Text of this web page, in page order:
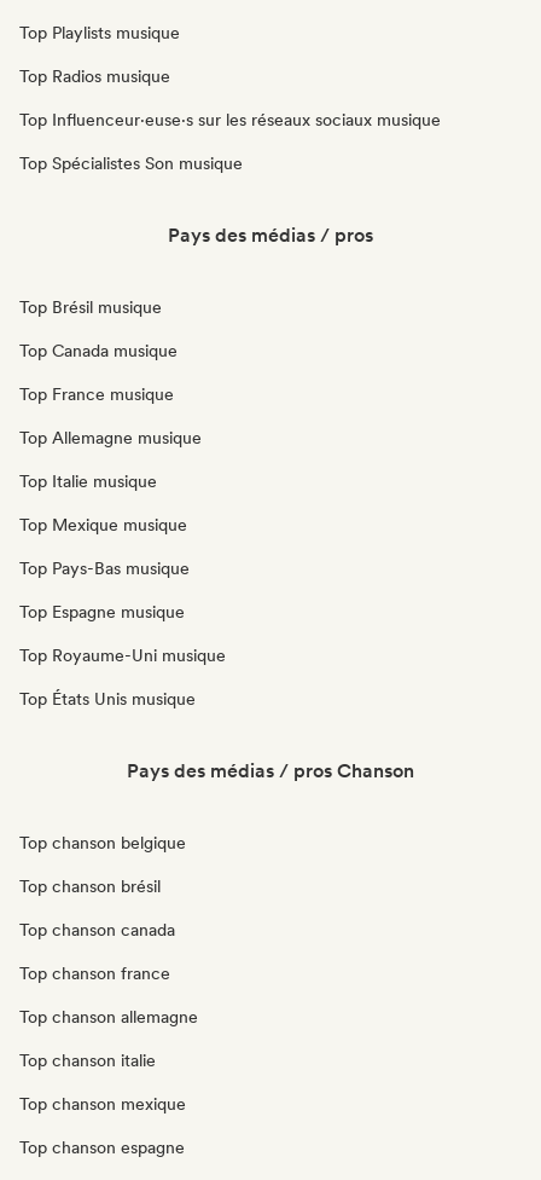
Top Playlists musique
Top Radios musique
Top Influenceur·euse·s sur les réseaux sociaux musique
Top Spécialistes Son musique
Pays des médias / pros
Top Brésil musique
Top Canada musique
Top France musique
Top Allemagne musique
Top Italie musique
Top Mexique musique
Top Pays-Bas musique
Top Espagne musique
Top Royaume-Uni musique
Top États Unis musique
Pays des médias / pros Chanson
Top chanson belgique
Top chanson brésil
Top chanson canada
Top chanson france
Top chanson allemagne
Top chanson italie
Top chanson mexique
Top chanson espagne